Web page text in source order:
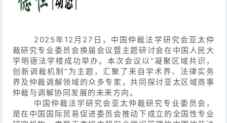
2025年12月27日，中国仲裁法学研究会亚太仲
裁研究专业委员会换届会议暨主题研讨会在中国人民大
学明德法学楼成功举办。本次会议以“凝聚区域共识，
创新调裁机制”为主题，汇聚了来自学术界、法律实务
界及仲裁调解领域的众多专家，共同探讨亚太区域商事
仲裁与调解协同发展的未来方向。
中国仲裁法学研究会亚太仲裁研究专业委员会，
是在中国国际贸易促进委员会推动下成立的全国性专业